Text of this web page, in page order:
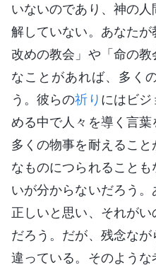
いないのであり、神の
解していない。あなた
改めの教会」や「命の
なことがあれば、多く
う。彼らの祈り にはビジ
める中で人々を導く言
多くの物事を耐えるこ
なものにつられること
いが分からないだろう
正しいと思い、それが
だろう。だが、残念な
違っている。そのよう